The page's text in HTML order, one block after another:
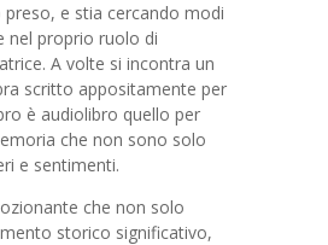
e stia cercando modi
nel proprio ruolo di
A volte si incontra un
scritto appositamente per
è audiolibro quello per
che non sono solo
e sentimenti.
che non solo
storico significativo,